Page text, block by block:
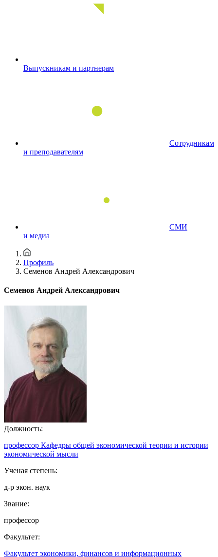
Выпускникам и партнерам
Сотрудникам
и преподавателям
СМИ
и медиа
Профиль
Семенов Андрей Александрович
Семенов Андрей Александрович
Должность:
профессор Кафедры общей экономической теории и истории
экономической мысли
Ученая степень:
д-р экон. наук
Звание:
профессор
Факультет:
Факультет экономики, финансов и информационных